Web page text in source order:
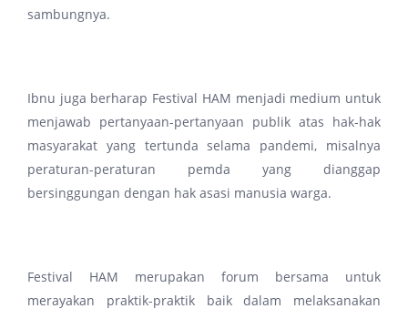
sambungnya.
Ibnu juga berharap Festival HAM menjadi medium untuk
menjawab pertanyaan-pertanyaan publik atas hak-hak
masyarakat yang tertunda selama pandemi, misalnya
peraturan-peraturan pemda yang dianggap
bersinggungan dengan hak asasi manusia warga.
Festival HAM merupakan forum bersama untuk
merayakan praktik-praktik baik dalam melaksanakan